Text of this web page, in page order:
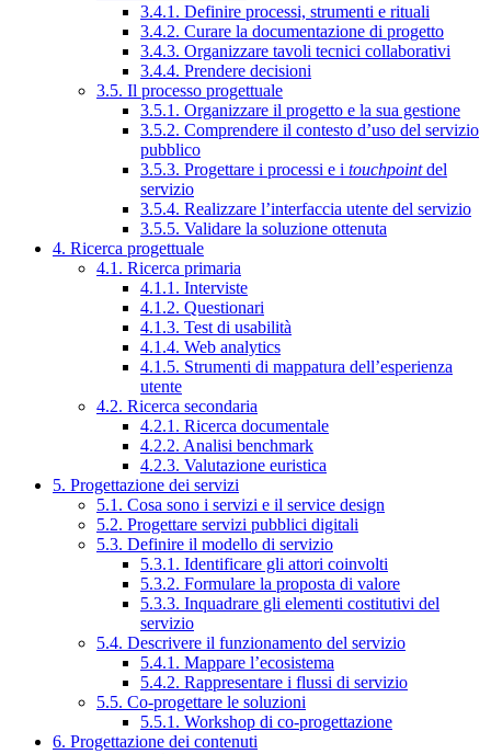
3.4.1. Definire processi, strumenti e rituali
3.4.2. Curare la documentazione di progetto
3.4.3. Organizzare tavoli tecnici collaborativi
3.4.4. Prendere decisioni
3.5. Il processo progettuale
3.5.1. Organizzare il progetto e la sua gestione
3.5.2. Comprendere il contesto d’uso del servizio
pubblico
3.5.3. Progettare i processi e i touchpointdel
servizio
3.5.4. Realizzare l’interfaccia utente del servizio
3.5.5. Validare la soluzione ottenuta
4. Ricerca progettuale
4.1. Ricerca primaria
4.1.1. Interviste
4.1.2. Questionari
4.1.3. Test di usabilità
4.1.4. Web analytics
4.1.5. Strumenti di mappatura dell’esperienza
utente
4.2. Ricerca secondaria
4.2.1. Ricerca documentale
4.2.2. Analisi benchmark
4.2.3. Valutazione euristica
5. Progettazione dei servizi
5.1. Cosa sono i servizi e il service design
5.2. Progettare servizi pubblici digitali
5.3. Definire il modello di servizio
5.3.1. Identificare gli attori coinvolti
5.3.2. Formulare la proposta di valore
5.3.3. Inquadrare gli elementi costitutivi del
servizio
5.4. Descrivere il funzionamento del servizio
5.4.1. Mappare l’ecosistema
5.4.2. Rappresentare i flussi di servizio
5.5. Co-progettare le soluzioni
5.5.1. Workshop di co-progettazione
6. Progettazione dei contenuti